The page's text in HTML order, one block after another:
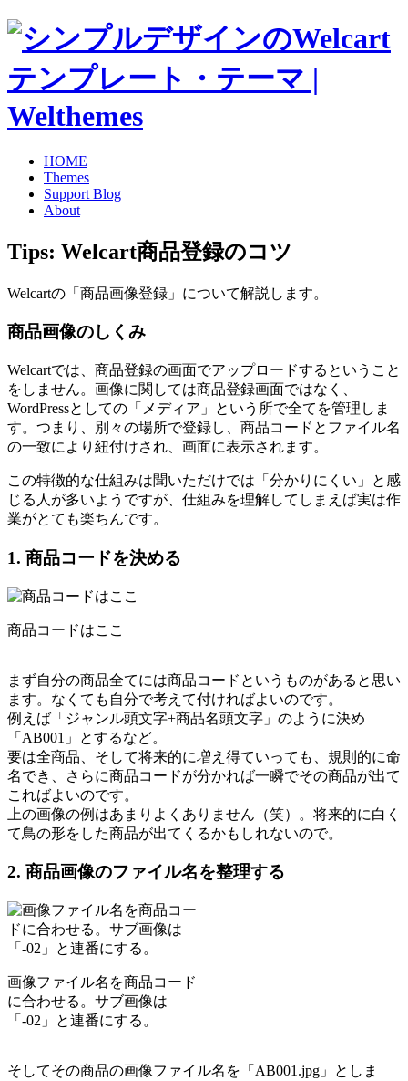
HOME
Themes
Support Blog
About
Tips: Welcart商品登録のコツ
Welcartの「商品画像登録」について解説します。
商品画像のしくみ
Welcartでは、商品登録の画面でアップロードするということ
をしません。画像に関しては商品登録画面ではなく、
WordPressとしての「メディア」という所で全てを管理しま
す。つまり、別々の場所で登録し、商品コードとファイル名
の一致により紐付けされ、画面に表示されます。
この特徴的な仕組みは聞いただけでは「分かりにくい」と感
じる人が多いようですが、仕組みを理解してしまえば実は作
業がとても楽ちんです。
1. 商品コードを決める
商品コードはここ
まず自分の商品全てには商品コードというものがあると思い
ます。なくても自分で考えて付ければよいのです。
例えば「ジャンル頭文字+商品名頭文字」のように決め
「AB001」とするなど。
要は全商品、そして将来的に増え得ていっても、規則的に命
名でき、さらに商品コードが分かれば一瞬でその商品が出て
こればよいのです。
上の画像の例はあまりよくありません（笑）。将来的に白く
て鳥の形をした商品が出てくるかもしれないので。
2. 商品画像のファイル名を整理する
画像ファイル名を商品コード
に合わせる。サブ画像は
「-02」と連番にする。
そしてその商品の画像ファイル名を「AB001.jpg」としま